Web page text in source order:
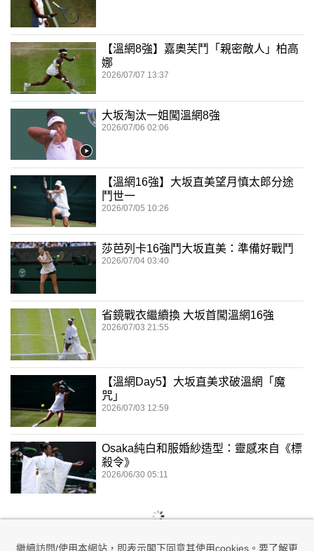
繼續訪問/使用本網站，即表示閣下同意其使用cookies。要了解更
【溫網8強】嘉奧芙鬥「親密敵人」柏高
娜
2026/07/07 13:37
大坂淘汰一姐闖溫網8強
2026/07/06 02:06
【溫網16強】大坂直美望月慎太郎分途
鬥世一
2026/07/05 10:26
莎芭列卡16強鬥大坂直美：準備好戰鬥
2026/07/04 03:40
省鏡戰衣繼續換 大坂首闖溫網16強
2026/07/03 21:55
【溫網Day5】大坂直美求破溫網「魔
咒」
2026/07/03 12:59
Osaka純白和服婚紗造型：靈感來自《標
殺令》
2026/06/30 05:11